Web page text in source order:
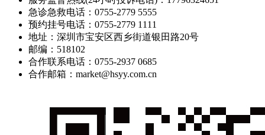
急诊急救电话：0755-2779 5555
预约挂号电话：0755-2779 1111
地址：深圳市宝安区西乡街道银田路20号
邮编：518102
合作联系电话：0755-2937 0685
合作邮箱：market@hsyy.com.cn